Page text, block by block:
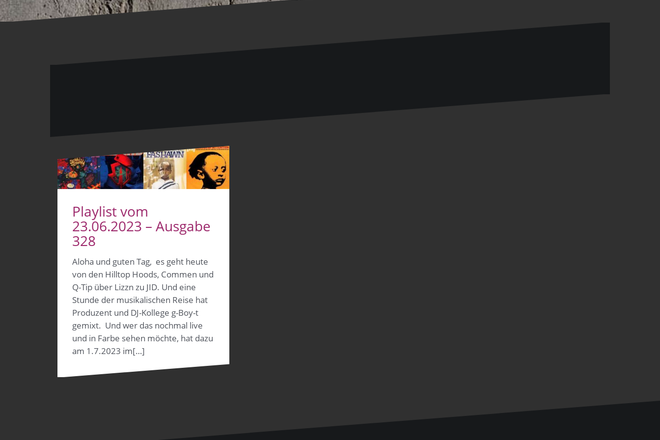
Playlist vom
23.06.2023 – Ausgabe
328
Aloha und guten Tag, es geht heute
von den Hilltop Hoods, Commen und
Q-Tip über Lizzn zu JID. Und eine
Stunde der musikalischen Reise hat
Produzent und DJ-Kollege g-Boy-t
gemixt. Und wer das nochmal live
und in Farbe sehen möchte, hat dazu
am 1.7.2023 im[…]